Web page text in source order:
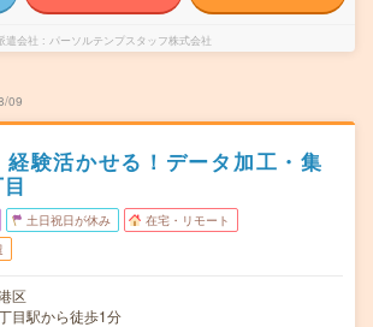
遣会社 パーソルテンプスタッフ株式会社
09
験活かせる！データ加工・集
土日祝日が休み 在宅・リモート
区
目駅から徒歩1分